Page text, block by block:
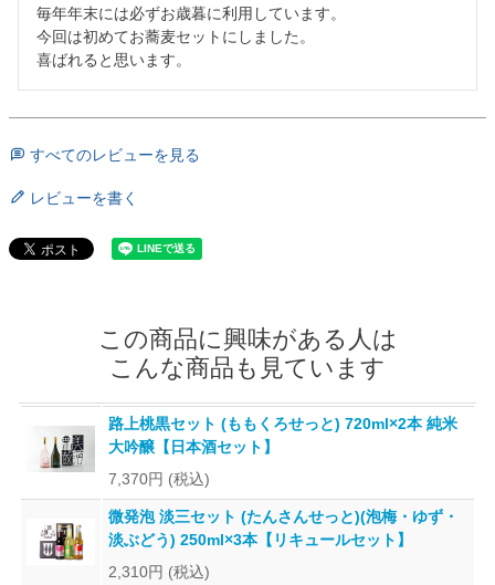
毎年年末には必ずお歳暮に利用しています。
今回は初めてお蕎麦セットにしました。
喜ばれると思います。
すべてのレビューを見る
レビューを書く
この商品に興味がある人は
こんな商品も見ています
路上桃黒セット (ももくろせっと) 720ml×2本 純米
大吟醸【日本酒セット】
7,370円 (税込)
微発泡 淡三セット (たんさんせっと)(泡梅・ゆず・
淡ぶどう) 250ml×3本【リキュールセット】
2,310円 (税込)